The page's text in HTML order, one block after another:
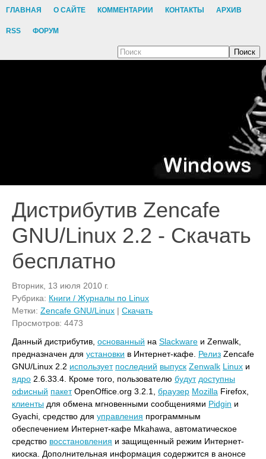
ГЛАВНАЯ О САЙТЕ КОММЕНТАРИИ КОНТАКТЫ АРХИВ
RSS ФОРУМ
Поиск
Дистрибутив Zencafe
GNU/Linux 2.2 - Скачать
бесплатно
Вторник, 13 июля 2010 г.
Рубрика: Книги / Журналы по Linux
Метки: Zencafe GNU/Linux | Скачать
Просмотров: 4473
Данный дистрибутив, основанный на Slackware и Zenwalk,
предназначен для установки в Интернет-кафе. Релиз Zencafe
GNU/Linux 2.2 использует последний выпуск Zenwalk Linux и
ядро 2.6.33.4. Кроме того, пользователю будут доступны
офисный пакетOpenOffice.org 3.2.1, браузер Mozilla Firefox,
клиенты для обмена мгновенными сообщениями Pidgin и
Gyachi, средство для управления программным
обеспечением Интернет-кафе Mkahawa, автоматическое
средство восстановления и защищенный режим Интернет-
киоска. Дополнительная информация содержится в анонсе